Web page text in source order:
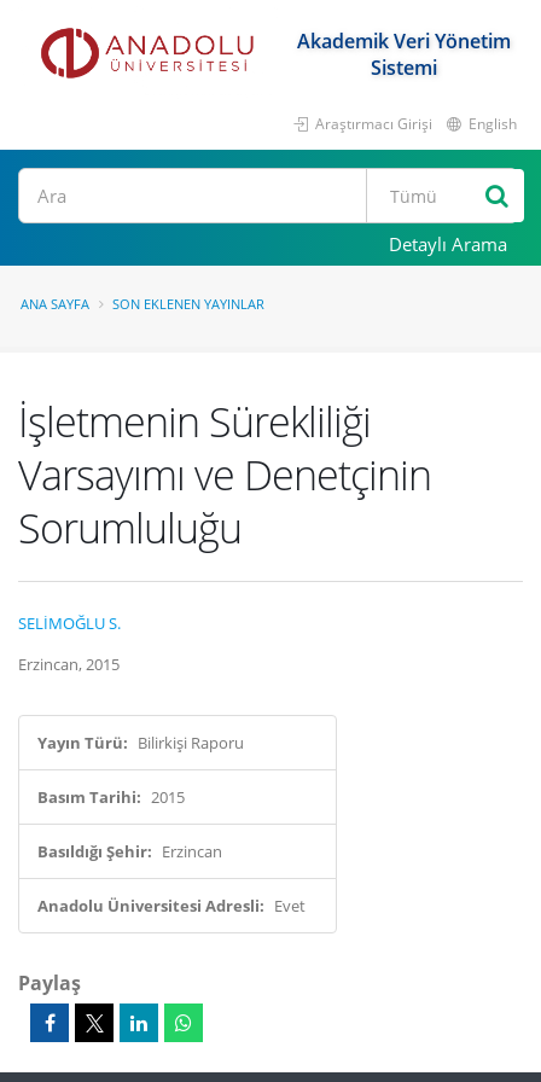
Akademik Veri Yönetim
Sistemi
Araştırmacı Girişi English
Ara
Detaylı Arama
ANA SAYFA SON EKLENEN YAYINLAR
İşletmenin Sürekliliği
Varsayımı ve Denetçinin
Sorumluluğu
SELİMOĞLU S.
Erzincan, 2015
Yayın Türü: Bilirkişi Raporu
Basım Tarihi: 2015
Basıldığı Şehir: Erzincan
Anadolu Üniversitesi Adresli: Evet
Paylaş